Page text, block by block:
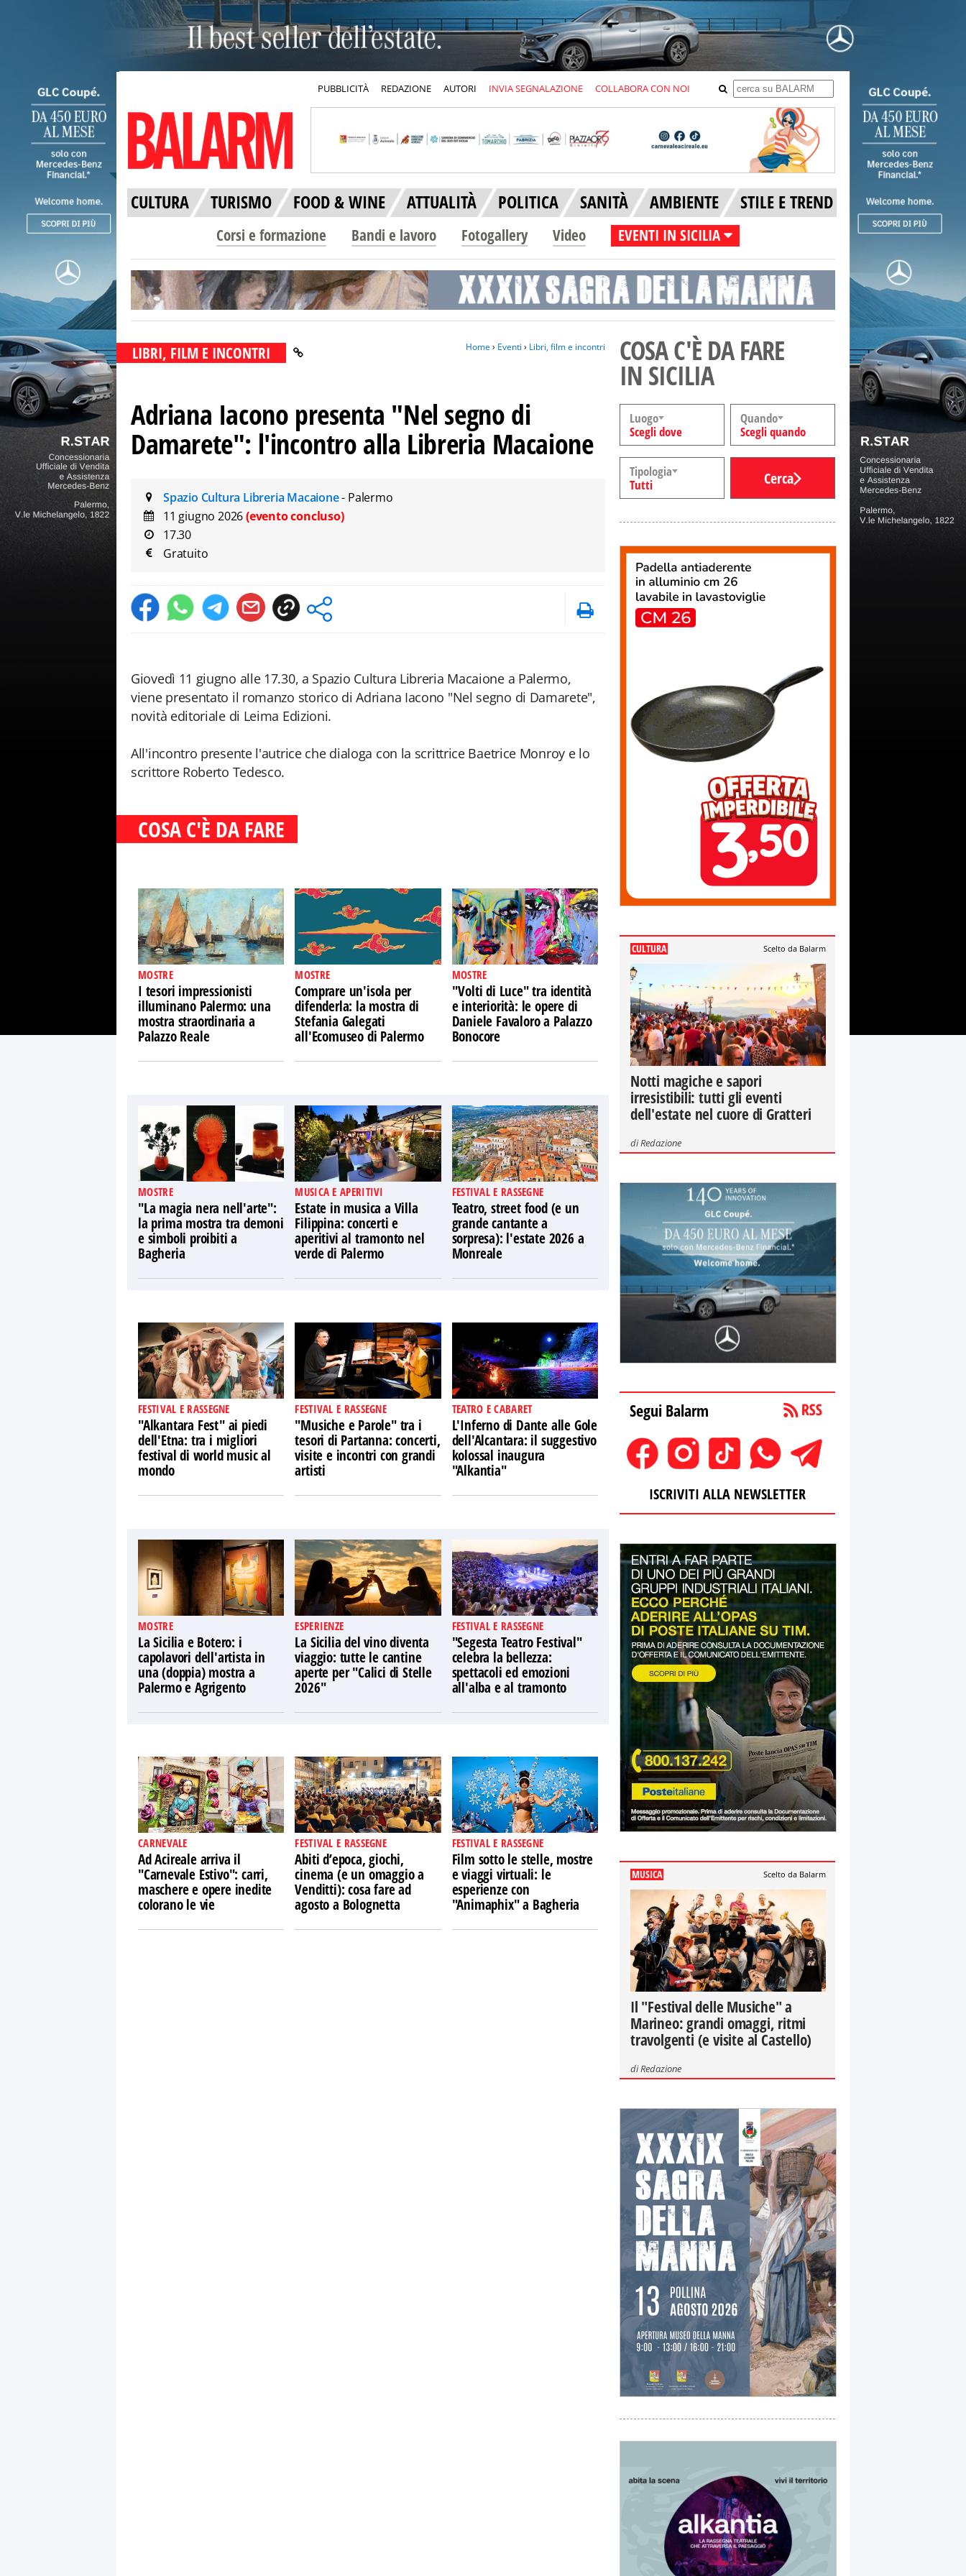
PUBBLICITÀ REDAZIONE AUTORI INVIA SEGNALAZIONE COLLABORA CON NOI
CULTURA TURISMO FOOD & WINE ATTUALITÀ POLITICA SANITÀ AMBIENTE STILE E TREND
Corsi e formazione Bandi e lavoro Fotogallery Video EVENTI IN SICILIA
LIBRI, FILM E INCONTRI Home› Eventi › Libri, film e incontri
Adriana Iacono presenta "Nel segno di
Damarete": l'incontro alla Libreria Macaione
Spazio Cultura Libreria Macaione- Palermo
11 giugno 2026(evento concluso)
17.30
Gratuito
Giovedì 11 giugno alle 17.30, a Spazio Cultura Libreria Macaione a Palermo,
viene presentato il romanzo storico di Adriana Iacono "Nel segno di Damarete",
novità editoriale di Leima Edizioni.
All'incontro presente l'autrice che dialoga con la scrittrice Baetrice Monroy e lo
scrittore Roberto Tedesco.
COSA C'È DA FARE
MOSTRE
I tesori impressionisti
illuminano Palermo: una
mostra straordinaria a
Palazzo Reale
MOSTRE
Comprare un'isola per
difenderla: la mostra di
Stefania Galegati
all'Ecomuseo di Palermo
MOSTRE
"Volti di Luce" tra identità
e interiorità: le opere di
Daniele Favaloro a Palazzo
Bonocore
MOSTRE
"La magia nera nell'arte":
la prima mostra tra demoni
e simboli proibiti a
Bagheria
MUSICA E APERITIVI
Estate in musica a Villa
Filippina: concerti e
aperitivi al tramonto nel
verde di Palermo
FESTIVAL E RASSEGNE
Teatro, street food (e un
grande cantante a
sorpresa): l'estate 2026 a
Monreale
FESTIVAL E RASSEGNE
"Alkantara Fest" ai piedi
dell'Etna: tra i migliori
festival di world music al
mondo
FESTIVAL E RASSEGNE
"Musiche e Parole" tra i
tesori di Partanna: concerti,
visite e incontri con grandi
artisti
TEATRO E CABARET
L'Inferno di Dante alle Gole
dell'Alcantara: il suggestivo
kolossal inaugura
"Alkantia"
MOSTRE
La Sicilia e Botero: i
capolavori dell'artista in
una (doppia) mostra a
Palermo e Agrigento
ESPERIENZE
La Sicilia del vino diventa
viaggio: tutte le cantine
aperte per "Calici di Stelle
2026"
FESTIVAL E RASSEGNE
"Segesta Teatro Festival"
celebra la bellezza:
spettacoli ed emozioni
all'alba e al tramonto
CARNEVALE
Ad Acireale arriva il
"Carnevale Estivo": carri,
maschere e opere inedite
colorano le vie
FESTIVAL E RASSEGNE
Abiti d’epoca, giochi,
cinema (e un omaggio a
Venditti): cosa fare ad
agosto a Bolognetta
FESTIVAL E RASSEGNE
Film sotto le stelle, mostre
e viaggi virtuali: le
esperienze con
"Animaphix" a Bagheria
COSA C'È DA FARE
IN SICILIA
Luogo
Scegli dove
Quando
Scegli quando
Tipologia
Tutti
Cerca
CULTURA Scelto da Balarm
Notti magiche e sapori
irresistibili: tutti gli eventi
dell'estate nel cuore di Gratteri
diRedazione
Segui Balarm
ISCRIVITI ALLA NEWSLETTER
MUSICA Scelto da Balarm
Il "Festival delle Musiche" a
Marineo: grandi omaggi, ritmi
travolgenti (e visite al Castello)
diRedazione